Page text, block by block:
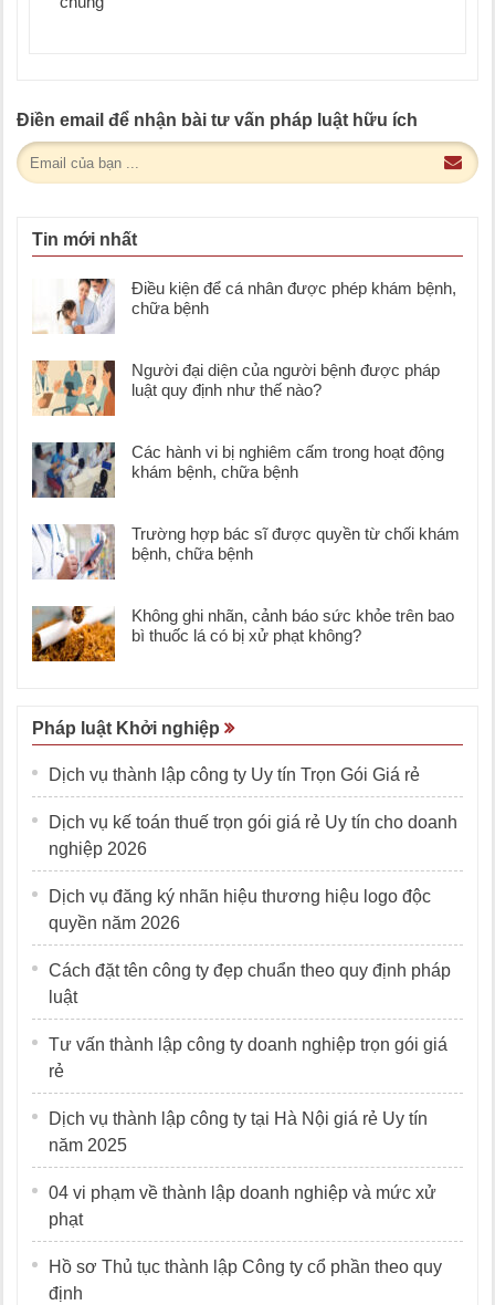
Điền email để nhận bài tư vấn pháp luật hữu ích
Tin mới nhất
Điều kiện để cá nhân được phép khám bệnh,
chữa bệnh
Người đại diện của người bệnh được pháp
luật quy định như thế nào?
Các hành vi bị nghiêm cấm trong hoạt động
khám bệnh, chữa bệnh
Trường hợp bác sĩ được quyền từ chối khám
bệnh, chữa bệnh
Không ghi nhãn, cảnh báo sức khỏe trên bao
bì thuốc lá có bị xử phạt không?
Pháp luật Khởi nghiệp
Dịch vụ thành lập công ty Uy tín Trọn Gói Giá rẻ
Dịch vụ kế toán thuế trọn gói giá rẻ Uy tín cho doanh
nghiệp 2026
Dịch vụ đăng ký nhãn hiệu thương hiệu logo độc
quyền năm 2026
Cách đặt tên công ty đẹp chuẩn theo quy định pháp
luật
Tư vấn thành lập công ty doanh nghiệp trọn gói giá
rẻ
Dịch vụ thành lập công ty tại Hà Nội giá rẻ Uy tín
năm 2025
04 vi phạm về thành lập doanh nghiệp và mức xử
phạt
Hồ sơ Thủ tục thành lập Công ty cổ phần theo quy
định